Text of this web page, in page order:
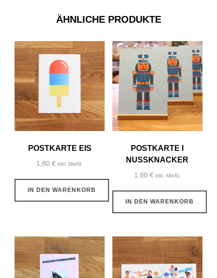
ÄHNLICHE PRODUKTE
POSTKARTE EIS
1,80€ inkl. MwSt.
IN DEN WARENKORB
POSTKARTE I
NUSSKNACKER
1,80 € inkl. MwSt.
IN DEN WARENKORB